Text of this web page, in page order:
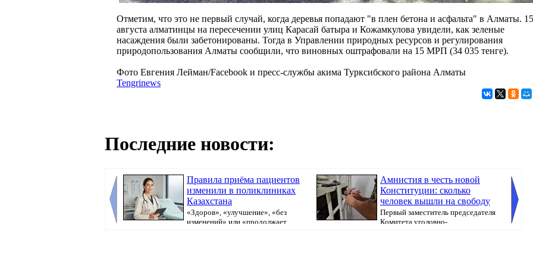
Отметим, что это не первый случай, когда деревья попадают "в плен бетона и асфальта" в Алматы. 15
августа алматинцы на пересечении улиц Карасай батыра и Кожамкулова увидели, как зеленые
насаждения были забетонированы. Тогда в Управлении природных ресурсов и регулирования
природопользования Алматы сообщили, что виновных оштрафовали на 15 МРП (34 035 тенге).
Фото Евгения Лейман/Facebook и пресс-службы акима Турксибского района Алматы
Tengrinews
Последние новости:
Правила приёма пациентов
изменили в поликлиниках
Казахстана
«Здоров», «улучшение», «без
изменений» или «продолжает
Амнистия в честь новой
Конституции: сколько
человек вышли на свободу
Первый заместитель председателя
Комитета уголовно-